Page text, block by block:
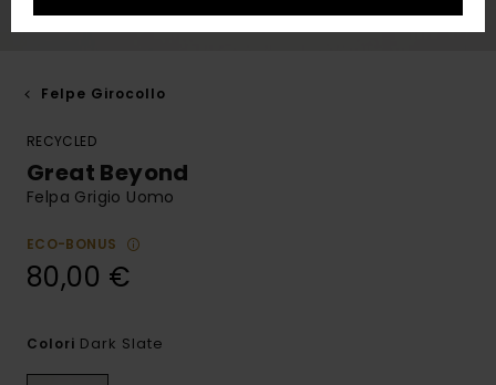
Felpe Girocollo
RECYCLED
Great Beyond
Felpa Grigio Uomo
ECO-BONUS
80,00 €
Colori Dark Slate